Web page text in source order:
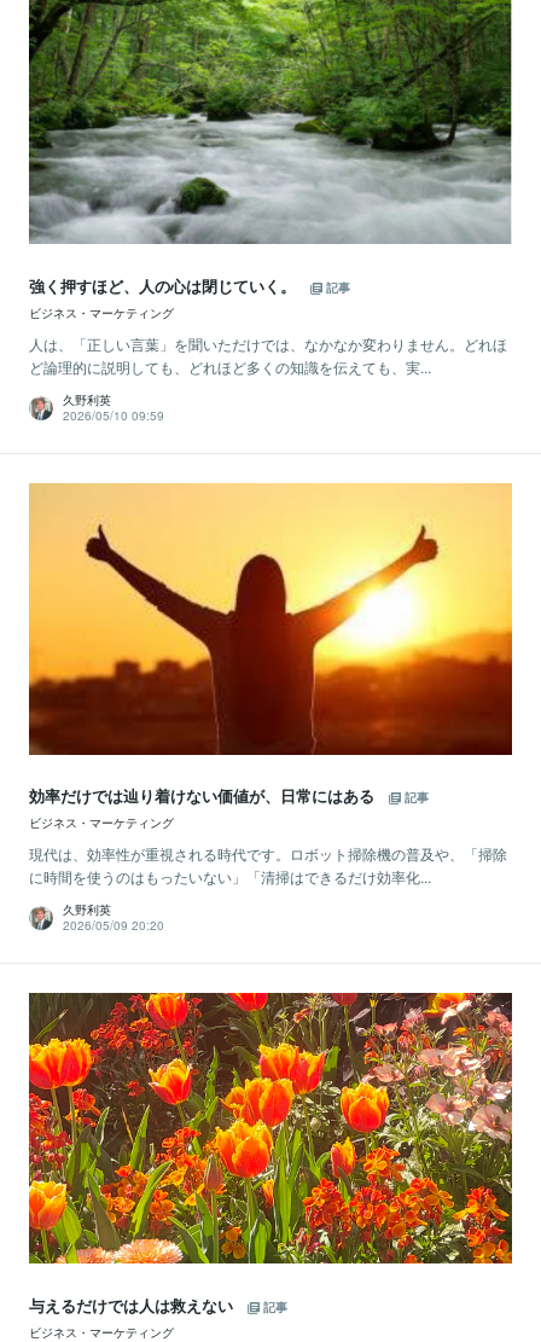
強く押すほど、人の心は閉じていく。
記事
ビジネス・マーケティング
人は、「正しい言葉」を聞いただけでは、なかなか変わりません。どれほ
ど論理的に説明しても、どれほど多くの知識を伝えても、実...
久野利英
2026/05/10 09:59
効率だけでは辿り着けない価値が、日常にはある
記事
ビジネス・マーケティング
現代は、効率性が重視される時代です。ロボット掃除機の普及や、「掃除
に時間を使うのはもったいない」「清掃はできるだけ効率化...
久野利英
2026/05/09 20:20
与えるだけでは人は救えない
記事
ビジネス・マーケティング